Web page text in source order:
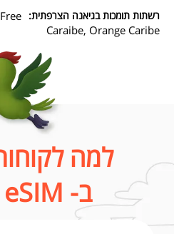
רשתות תומכות בגיאנה הצרפתית:
Caraibe, Orange Caribe
למה
ב- Tuki eSIM?